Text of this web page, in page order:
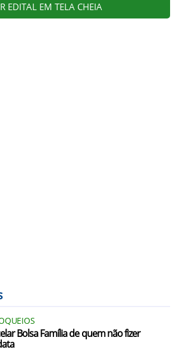
EDITAL EM TELA CHEIA
Bolsa Família de quem não fizer